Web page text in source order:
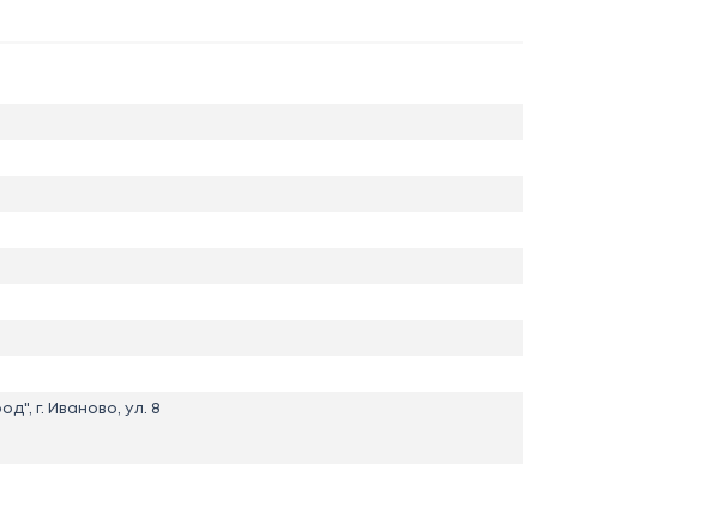
г. Иваново, ул. 8